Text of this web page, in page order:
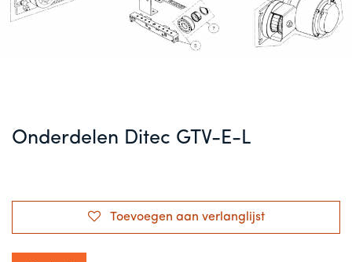
Onderdelen Ditec GTV-E-L
Toevoegen aan verlanglijst